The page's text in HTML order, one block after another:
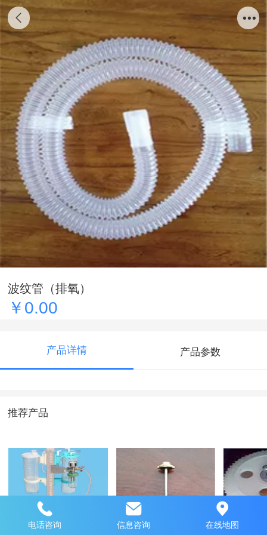
波纹管（排氧）
￥0.00
产品详情 产品参数
推荐产品
高压氧舱负压吸引
阀针 呼吸调
电话咨询 信息咨询 在线地图